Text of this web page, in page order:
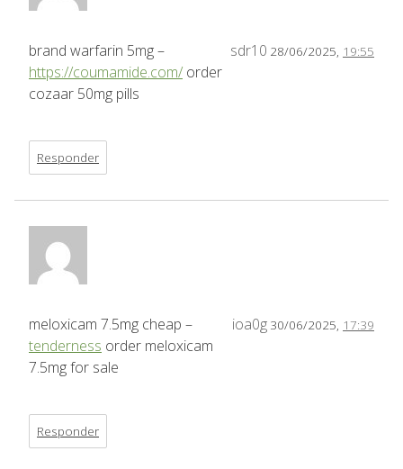
sdr10 28/06/2025, 19:55
brand warfarin 5mg –
https://coumamide.com/ order
cozaar 50mg pills
Responder
ioa0g 30/06/2025, 17:39
meloxicam 7.5mg cheap –
tenderness order meloxicam
7.5mg for sale
Responder